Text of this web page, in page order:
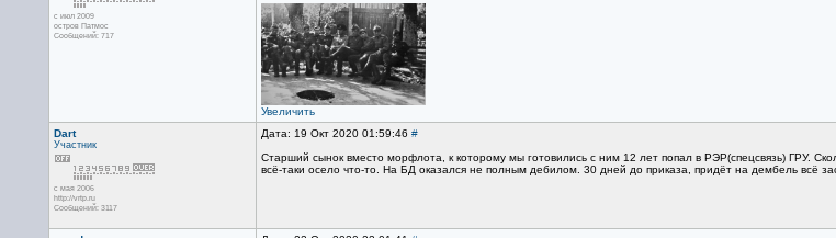
с июл 2009
остров Патмос
Сообщений: 717
Увеличить
Dart
Участник
с мая 2006
http://vrtp.ru
Сообщений: 3117
Дата: 19 Окт 2020 01:59:46 #
Старший сынок вместо морфлота, к которому мы готовились с ним 12 лет попал в РЭР(спецсвязь) ГРУ.
всё-таки осело что-то. На БД оказался не полным дебилом. 30 дней до приказа, придёт на дембель всё